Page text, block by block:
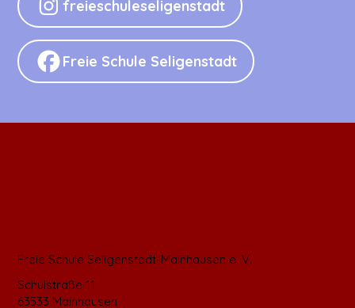
freieschuleseligenstadt
Freie Schule Seligenstadt
Freie Schule Seligenstadt-Mainhausen e. V.
Schulstraße 11
63533 Mainhausen